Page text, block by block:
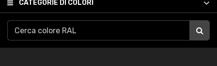
CATEGORIE DI COLORI